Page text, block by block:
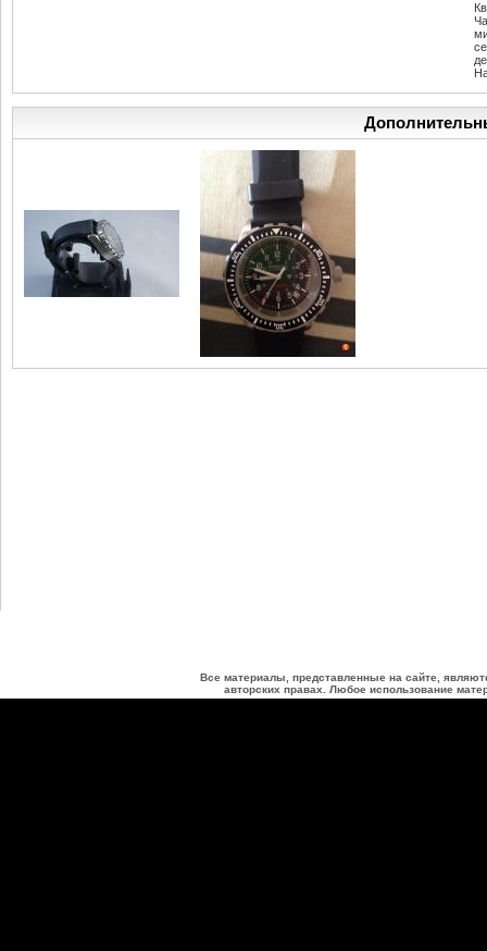
Все материалы, представленные на сайте,
авторских правах. Любое использование